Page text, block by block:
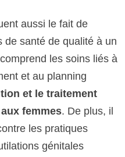
aussi le fait de
de santé de qualité à un
les soins liés à
et au planning
et le traitement
femmes. De plus, il
les pratiques
génitales